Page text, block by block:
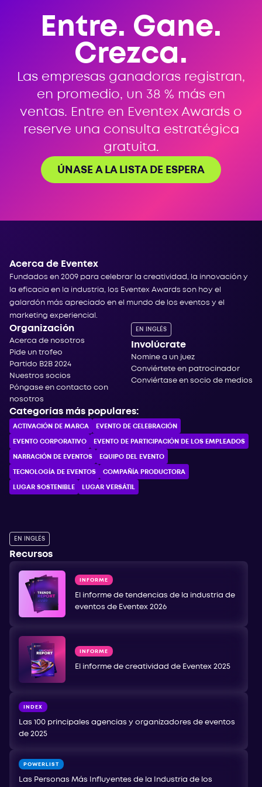
Entre. Gane.
Crezca.
Las empresas ganadoras registran,
en promedio, un 38 % más en
ventas. Entre en Eventex Awards o
reserve una consulta estratégica
gratuita.
ÚNASE A LA LISTA DE ESPERA
Acerca de Eventex
Fundados en 2009 para celebrar la creatividad, la innovación y
la eficacia en la industria, los Eventex Awards son hoy el
galardón más apreciado en el mundo de los eventos y el
marketing experiencial.
Organización
Acerca de nosotros
Pide un trofeo
Partido B2B 2024
Nuestros socios
Póngase en contacto con
nosotros
EN INGLÉS
Involúcrate
Nomine a un juez
Conviértete en patrocinador
Conviértase en socio de medios
Categorías más populares:
ACTIVACIÓN DE MARCA EVENTO DE CELEBRACIÓN
EVENTO CORPORATIVO EVENTO DE PARTICIPACIÓN DE LOS EMPLEADOS
NARRACIÓN DE EVENTOS EQUIPO DEL EVENTO
TECNOLOGÍA DE EVENTOS COMPAÑÍA PRODUCTORA
LUGAR SOSTENIBLE LUGAR VERSÁTIL
EN INGLÉS
Recursos
INFORME
El informe de tendencias de la industria de
eventos de Eventex 2026
INFORME
El informe de creatividad de Eventex 2025
INDEX
Las 100 principales agencias y organizadores de eventos
de 2025
POWERLIST
Las Personas Más Influyentes de la Industria de los